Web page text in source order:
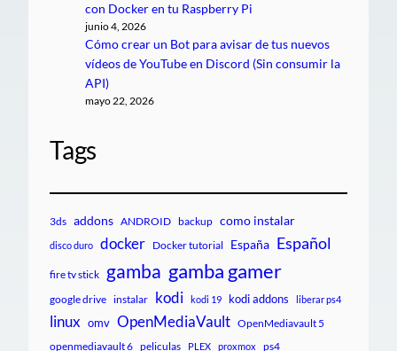
con Docker en tu Raspberry Pi
junio 4, 2026
Cómo crear un Bot para avisar de tus nuevos
vídeos de YouTube en Discord (Sin consumir la
API)
mayo 22, 2026
Tags
3ds addons ANDROID backup como instalar
disco duro docker Docker tutorial España Español
fire tv stick gamba gamba gamer
google drive instalar kodi kodi 19 kodi addons liberar ps4
linux omv OpenMediaVault OpenMediavault 5
openmediavault 6 peliculas PLEX proxmox ps4